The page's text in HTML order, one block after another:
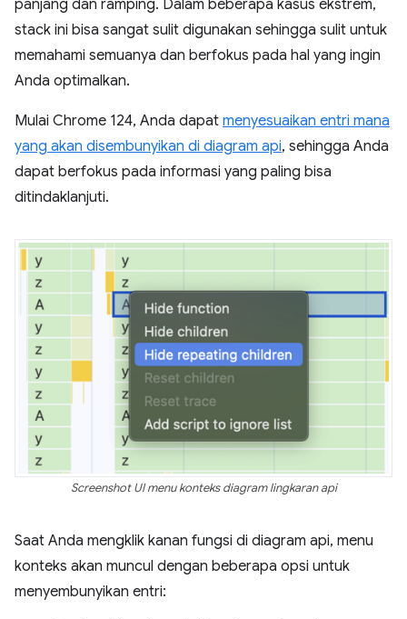
panjang dan ramping. Dalam beberapa kasus ekstrem,
stack ini bisa sangat sulit digunakan sehingga sulit untuk
memahami semuanya dan berfokus pada hal yang ingin
Anda optimalkan.
Mulai Chrome 124, Anda dapat menyesuaikan entri mana
yang akan disembunyikan di diagram api, sehingga Anda
dapat berfokus pada informasi yang paling bisa
ditindaklanjuti.
Screenshot UI menu konteks diagram lingkaran api
Saat Anda mengklik kanan fungsi di diagram api, menu
konteks akan muncul dengan beberapa opsi untuk
menyembunyikan entri: